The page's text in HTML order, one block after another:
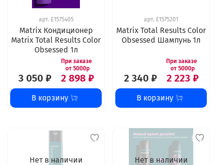
арт. E1575405
Matrix Кондиционер
Matrix Total Results Color
Obsessed 1л
3 050 ₽ 2 898 ₽
В корзину
арт. E1575201
Matrix Total Results Color
Obsessed Шампунь 1л
2 340 ₽ 2 223 ₽
В корзину
Нет в наличии Нет в наличии